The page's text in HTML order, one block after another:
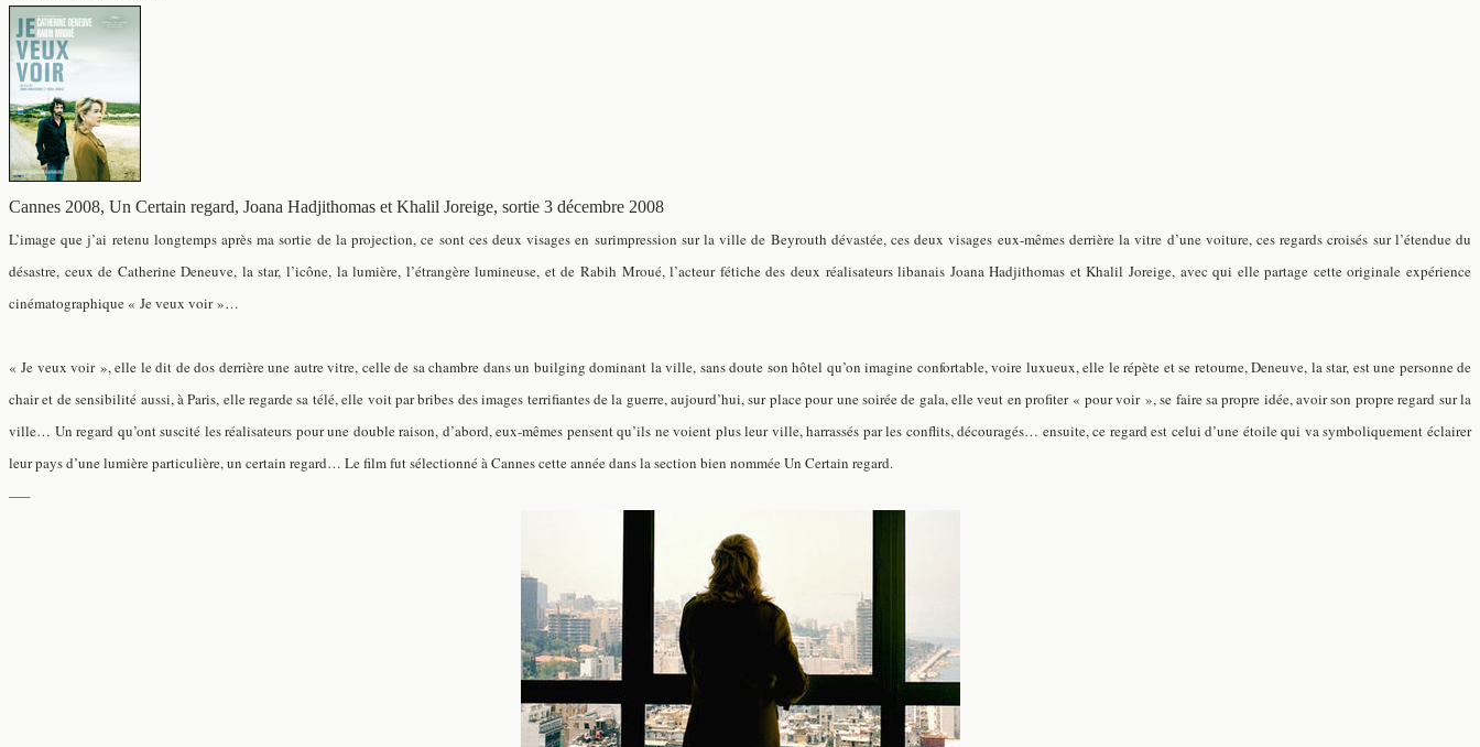
Cannes 2008, Un Certain regard, Joana Hadjithomas et Khalil Joreige, sortie 3 décembre 2008
L’image que j’ai retenu longtemps après ma sortie de la projection, ce sont ces deux visages en surimpression sur la ville de Beyrouth dévastée, ces deux visages eux-mêmes derrière la vitre d’une voiture, ces regards croisés sur l’étendue du
désastre, ceux de Catherine Deneuve, la star, l’icône, la lumière, l’étrangère lumineuse, et de Rabih Mroué, l’acteur fétiche des deux réalisateurs libanais Joana Hadjithomas et Khalil Joreige, avec qui elle partage cette originale expérience
cinématographique « Je veux voir »…
« Je veux voir », elle le dit de dos derrière une autre vitre, celle de sa chambre dans un builging dominant la ville, sans doute son hôtel qu’on imagine confortable, voire luxueux, elle le répète et se retourne, Deneuve, la star, est une personne de
chair et de sensibilité aussi, à Paris, elle regarde sa télé, elle voit par bribes des images terrifiantes de la guerre, aujourd’hui, sur place pour une soirée de gala, elle veut en profiter « pour voir », se faire sa propre idée, avoir son propre regard sur la
ville… Un regard qu’ont suscité les réalisateurs pour une double raison, d’abord, eux-mêmes pensent qu’ils ne voient plus leur ville, harrassés par les conflits, découragés… ensuite, ce regard est celui d’une étoile qui va symboliquement éclairer
leur pays d’une lumière particulière, un certain regard… Le film fut sélectionné à Cannes cette année dans la section bien nommée Un Certain regard.
—–